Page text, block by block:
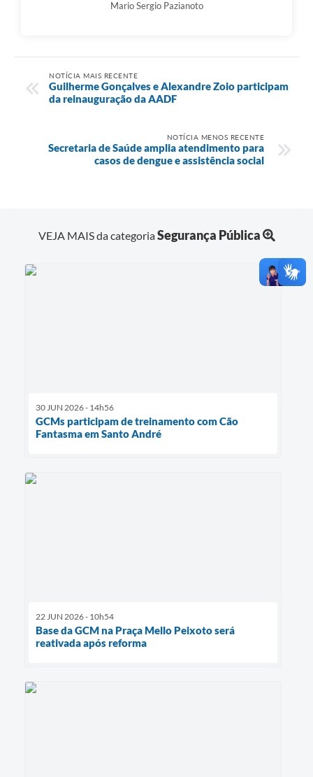
Mario Sergio Pazianoto
NOTÍCIA MAIS RECENTE
Guilherme Gonçalves e Alexandre Zoio participam
da reinauguração da AADF
NOTÍCIA MENOS RECENTE
Secretaria de Saúde amplia atendimento para
casos de dengue e assistência social
VEJA MAIS da categoriaSegurança Pública
30 JUN 2026 - 14h56
GCMs participam de treinamento com Cão
Fantasma em Santo André
22 JUN 2026 - 10h54
Base da GCM na Praça Mello Peixoto será
reativada após reforma